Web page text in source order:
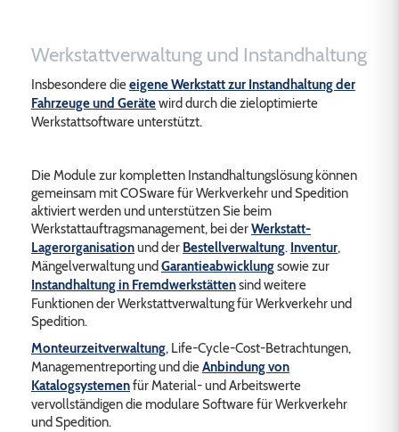
Werkstattverwaltung und Instandhaltung
Insbesondere dieeigene Werkstatt zur Instandhaltung der
Fahrzeuge und Gerätewird durch die zieloptimierte
Werkstattsoftware unterstützt.
Die Module zur kompletten Instandhaltungslösung können
gemeinsam mit COSware für Werkverkehr und Spedition
aktiviert werden und unterstützen Sie beim
Werkstattauftragsmanagement, bei derWerkstatt-
Lagerorganisationund der Bestellverwaltung. Inventur,
Mängelverwaltung und Garantieabwicklungsowie zur
Instandhaltung in Fremdwerkstättensind weitere
Funktionen der Werkstattverwaltung für Werkverkehr und
Spedition.
Monteurzeitverwaltung, Life-Cycle-Cost-Betrachtungen,
Managementreporting und dieAnbindung von
Katalogsystemenfür Material- und Arbeitswerte
vervollständigen die modulare Software für Werkverkehr
und Spedition.